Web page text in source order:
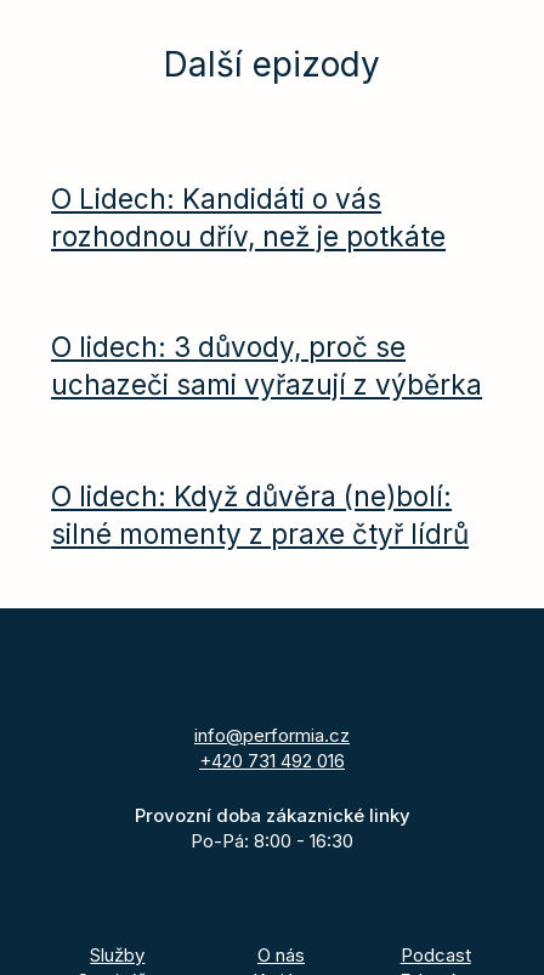
Další epizody
O Lidech: Kandidáti o vás
rozhodnou dřív, než je potkáte
O lidech: 3 důvody, proč se
uchazeči sami vyřazují z výběrka
O lidech: Když důvěra (ne)bolí:
silné momenty z praxe čtyř lídrů
info@performia.cz
+420 731 492 016
Provozní doba zákaznické linky
Po-Pá: 8:00 - 16:30
Služby
O nás
Podcast